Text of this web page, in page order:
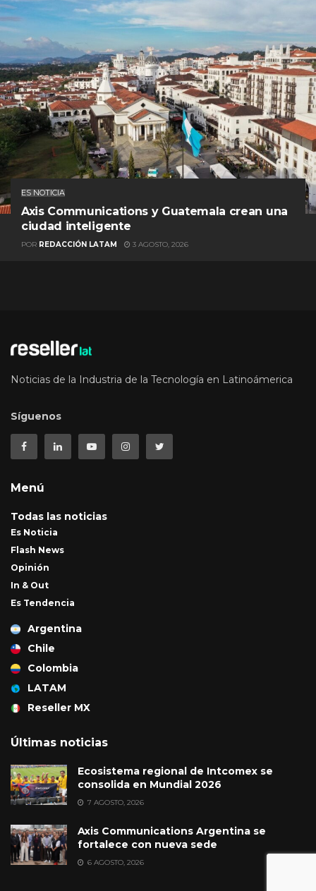
ES NOTICIA
Axis Communications y Guatemala crean una
ciudad inteligente
POR REDACCIÓN LATAM 3 AGOSTO, 2026
Noticias de la Industria de la Tecnología en Latinoámerica
Síguenos
Menú
Todas las noticias
Es Noticia
Flash News
Opinión
In & Out
Es Tendencia
Argentina
Chile
Colombia
LATAM
Reseller MX
Últimas noticias
Ecosistema regional de Intcomex se
consolida en Mundial 2026
7 AGOSTO, 2026
Axis Communications Argentina se
fortalece con nueva sede
6 AGOSTO, 2026